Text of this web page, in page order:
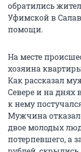
обратились
Уфимской в
помощи.
На месте
хозяина
Как рассказал
Севере и на днях
к нему
Мужчина
двое молодых
потерпевшего, а